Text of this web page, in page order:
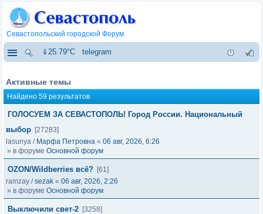
Севастопольский городской Форум
⇓25.79°C telegram
Активные темы
Найдено 59 результатов
ГОЛОСУЕМ ЗА СЕВАСТОПОЛЬ! Город России. Национальный
выбор [27283]
lasunya / Марфа Петровна « 06 авг, 2026, 6:26
» в форуме Основной форум
OZON/Wildberries всё? [61]
ramzay /sezak « 06 авг, 2026, 2:26
» в форуме Основной форум
Выключили свет-2 [3258]